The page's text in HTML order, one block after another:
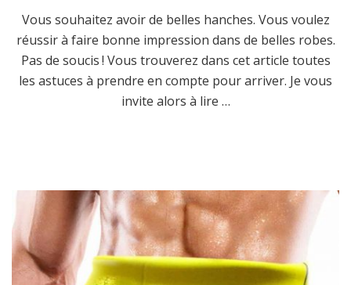
Vous souhaitez avoir de belles hanches. Vous voulez
réussir à faire bonne impression dans de belles robes.
Pas de soucis ! Vous trouverez dans cet article toutes
les astuces à prendre en compte pour arriver. Je vous
invite alors à lire …